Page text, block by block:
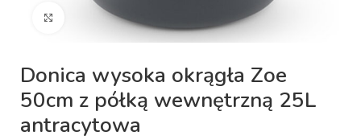
Kliknij aby powiększyć
Donica wysoka okrągła Zoe
50cm z półką wewnętrzną 25L
antracytowa